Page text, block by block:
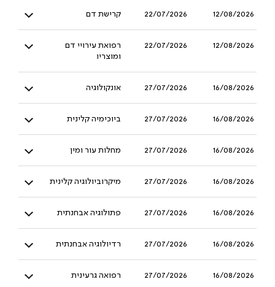
12/08/2026
22/07/2026 קרישת דם
12/08/2026
22/07/2026
רפואת עירויי דם
ומוצריו
16/08/2026
27/07/2026 אונקולוגיה
16/08/2026
27/07/2026 ביוכימיה קלינית
16/08/2026
27/07/2026 מחלות עור ומין
16/08/2026
27/07/2026 מיקרוביולוגיה קלינית
16/08/2026
27/07/2026 פתולוגיה אבחנתית
16/08/2026
27/07/2026 רדיולוגיה אבחנתית
16/08/2026
27/07/2026 רפואה גרעינית